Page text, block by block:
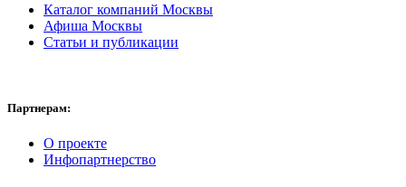
Каталог компаний Москвы
Афиша Москвы
Статьи и публикации
Партнерам:
О проекте
Инфопартнерство